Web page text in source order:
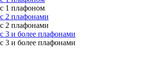
1 плафоном
2 плафонами
2 плафонами
3 и более плафонами
3 и более плафонами